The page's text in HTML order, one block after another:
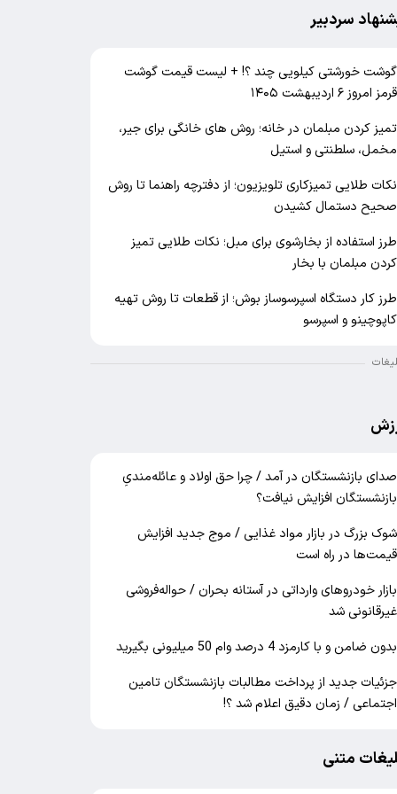
سردبیر
گوشت خورشتی کیلویی چند ؟! + لیست قیمت گوشت
قرمز امروز ۶ اردیبهشت ۱۴۰۵
تمیز کردن مبلمان در خانه؛ روش های خانگی برای جیر،
مخمل، سلطنتی و استیل
نکات طلایی تمیزکاری تلویزیون؛ از دفترچه راهنما تا روش
صحیح دستمال کشیدن
طرز استفاده از بخارشوی برای مبل؛ نکات طلایی تمیز
کردن مبلمان با بخار
طرز کار دستگاه اسپرسوساز بوش؛ از قطعات تا روش تهیه
کاپوچینو و اسپرسو
صدای بازنشستگان در آمد / چرا حق اولاد و عائله‌مندیِ
بازنشستگان افزایش نیافت؟
شوک بزرگ در بازار مواد غذایی / موج جدید افزایش
قیمت‌ها در راه است
بازار خودرو‌های وارداتی در آستانه بحران / حواله‌فروشی
غیرقانونی شد
بدون ضامن و با کارمزد 4 درصد وام 50 میلیونی بگیرید
جزئیات جدید از پرداخت مطالبات بازنشستگان تامین
اجتماعی / زمان دقیق اعلام شد ؟!
متنی